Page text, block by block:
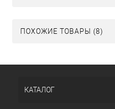
ПОХОЖИЕ ТОВАРЫ (8)
КАТАЛОГ